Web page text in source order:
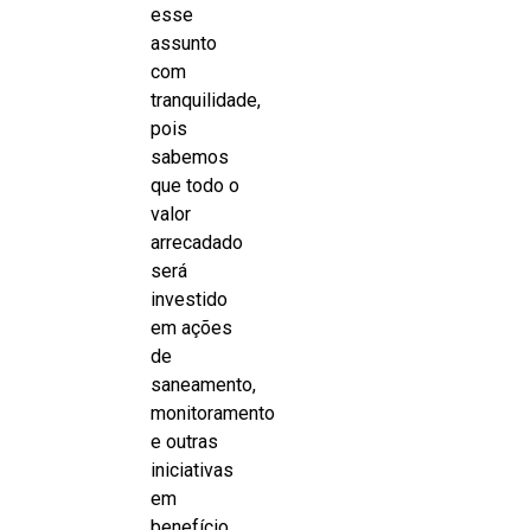
esse
assunto
com
tranquilidade,
pois
sabemos
que todo o
valor
arrecadado
será
investido
em ações
de
saneamento,
monitoramento
e outras
iniciativas
em